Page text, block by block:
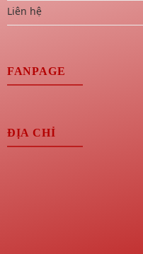
Liên hệ
FANPAGE
ĐỊA CHỈ